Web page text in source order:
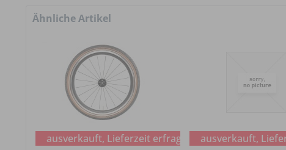
Ähnliche Artikel
ausverkauft, Lieferzeit erfragen ausverkauft,